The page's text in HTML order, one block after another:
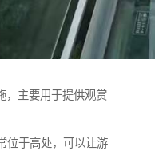
，主要用于提供观赏
位于高处，可以让游